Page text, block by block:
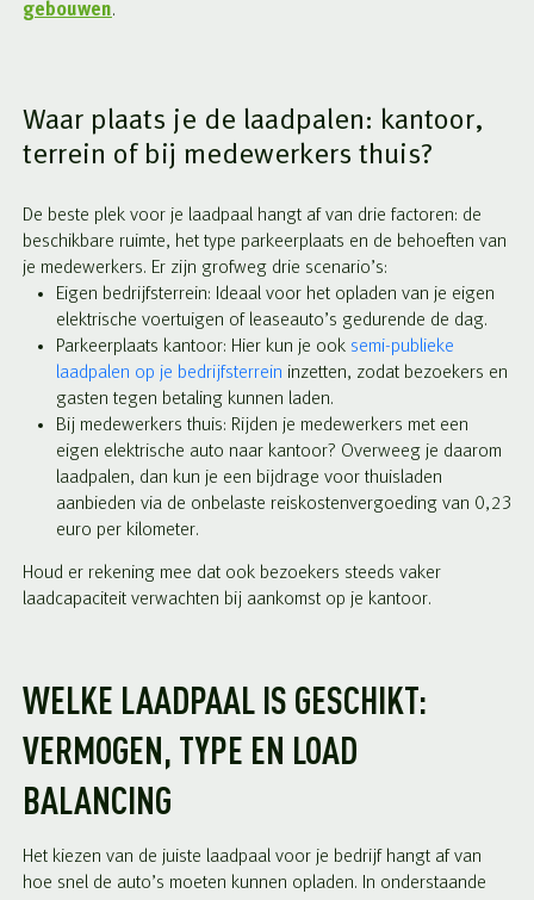
gebouwen.
Waar plaats je de laadpalen: kantoor,
terrein of bij medewerkers thuis?
De beste plek voor je laadpaal hangt af van drie factoren: de
beschikbare ruimte, het type parkeerplaats en de behoeften van
je medewerkers. Er zijn grofweg drie scenario’s:
Eigen bedrijfsterrein: Ideaal voor het opladen van je eigen
elektrische voertuigen of leaseauto’s gedurende de dag.
Parkeerplaats kantoor: Hier kun je ook semi-publieke
laadpalen op je bedrijfsterrein inzetten, zodat bezoekers en
gasten tegen betaling kunnen laden.
Bij medewerkers thuis: Rijden je medewerkers met een
eigen elektrische auto naar kantoor? Overweeg je daarom
laadpalen, dan kun je een bijdrage voor thuisladen
aanbieden via de onbelaste reiskostenvergoeding van 0,23
euro per kilometer.
Houd er rekening mee dat ook bezoekers steeds vaker
laadcapaciteit verwachten bij aankomst op je kantoor.
WELKE LAADPAAL IS GESCHIKT:
VERMOGEN, TYPE EN LOAD
BALANCING
Het kiezen van de juiste laadpaal voor je bedrijf hangt af van
hoe snel de auto’s moeten kunnen opladen. In onderstaande